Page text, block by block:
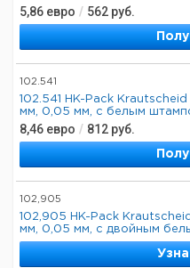
5,86 евро / 562 руб.
102.541
102.541 HK-Pack
мм, 0,05 мм, с белым
8,46 евро / 812 руб.
102,905
102,905 HK-Pack
мм, 0,05 мм, с двойным